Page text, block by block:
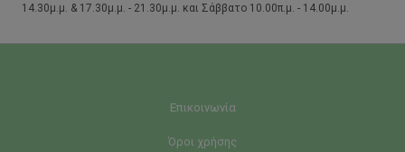
14.30μ.μ. & 17.30μ.μ. - 21.30μ.μ. και Σάββατο 10.00π.μ. - 14.00μ.μ.
Επικοινωνία
Όροι χρήσης